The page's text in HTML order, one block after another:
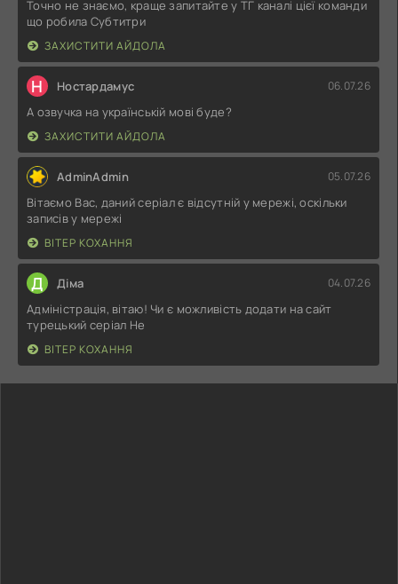
Точно не знаємо, краще запитайте у ТГ каналі цієї команди
що робила Субтитри
ЗАХИСТИТИ АЙДОЛА
Н Ностардамус 06.07.26
А озвучка на українській мові буде?
ЗАХИСТИТИ АЙДОЛА
AdminAdmin 05.07.26
Вітаємо Вас, даний серіал є відсутній у мережі, оскільки
записів у мережі
ВІТЕР КОХАННЯ
Д Діма 04.07.26
Адміністрація, вітаю! Чи є можливість додати на сайт
турецький серіал Не
ВІТЕР КОХАННЯ